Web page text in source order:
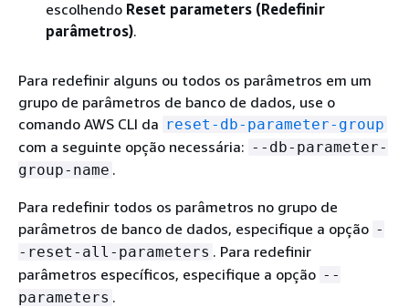
escolhendo Reset parameters (Redefinir
parâmetros).
Para redefinir alguns ou todos os parâmetros em um
grupo de parâmetros de banco de dados, use o
comando AWS CLI da reset-db-parameter-group
com a seguinte opção necessária: --db-parameter-
group-name .
Para redefinir todos os parâmetros no grupo de
parâmetros de banco de dados, especifique a opção -
-reset-all-parameters . Para redefinir
parâmetros específicos, especifique a opção --
parameters .